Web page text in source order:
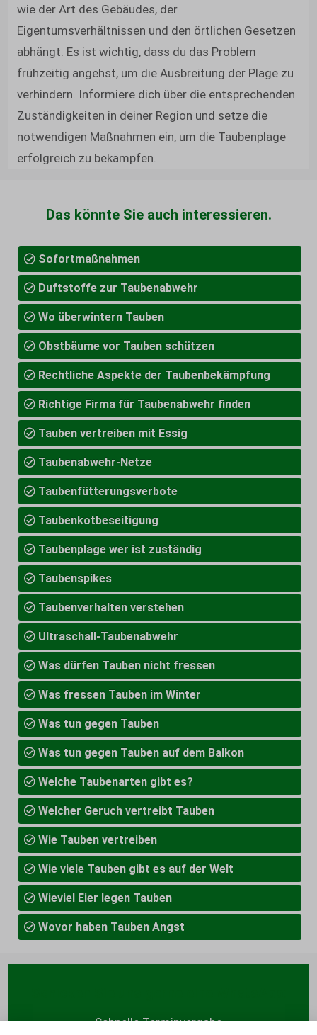
wie der Art des Gebäudes, der
Eigentumsverhältnissen und den örtlichen Gesetzen
abhängt. Es ist wichtig, dass du das Problem
frühzeitig angehst, um die Ausbreitung der Plage zu
verhindern. Informiere dich über die entsprechenden
Zuständigkeiten in deiner Region und setze die
notwendigen Maßnahmen ein, um die Taubenplage
erfolgreich zu bekämpfen.
Das könnte Sie auch interessieren.
Sofortmaßnahmen
Duftstoffe zur Taubenabwehr
Wo überwintern Tauben
Obstbäume vor Tauben schützen
Rechtliche Aspekte der Taubenbekämpfung
Richtige Firma für Taubenabwehr finden
Tauben vertreiben mit Essig
Taubenabwehr-Netze
Taubenfütterungsverbote
Taubenkotbeseitigung
Taubenplage wer ist zuständig
Taubenspikes
Taubenverhalten verstehen
Ultraschall-Taubenabwehr
Was dürfen Tauben nicht fressen
Was fressen Tauben im Winter
Was tun gegen Tauben
Was tun gegen Tauben auf dem Balkon
Welche Taubenarten gibt es?
Welcher Geruch vertreibt Tauben
Wie Tauben vertreiben
Wie viele Tauben gibt es auf der Welt
Wieviel Eier legen Tauben
Wovor haben Tauben Angst
Schnelle Terminvergabe